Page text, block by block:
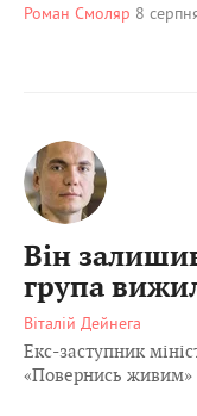
Роман Смоляр 8
Він
група
Віталій Дейнега
Екс-заступник
«Повернись живим»